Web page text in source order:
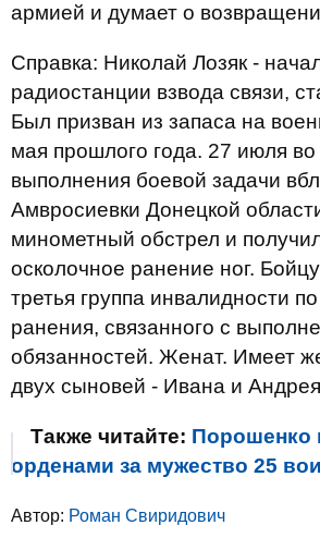
армией и думает о
Справка: Николай Лозяк -
радиостанции взвода связи,
Был призван из запаса на
мая прошлого года. 27 июля
выполнения боевой задачи
Амвросиевки Донецкой
минометный обстрел и
осколочное ранение ног.
третья группа инвалидности
ранения, связанного с
обязанностей. Женат. Имеет
двух сыновей - Ивана и
Также читайте: Порошенко
орденами за мужество 25
Автор: Роман Свиридович